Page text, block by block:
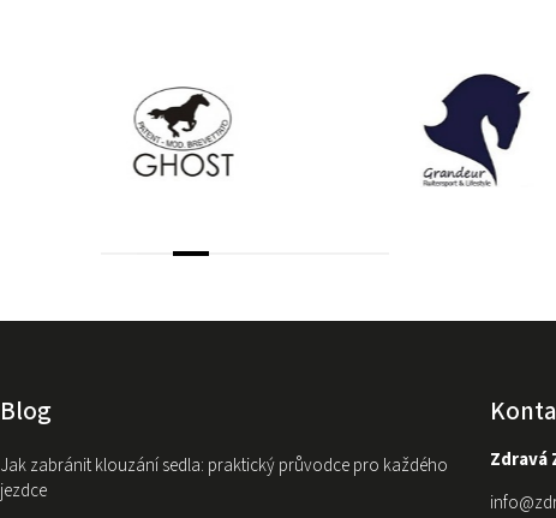
Blog
Jak zabránit klouzání sedla: praktický průvodce pro každého
jezdce
Zdravá
info@